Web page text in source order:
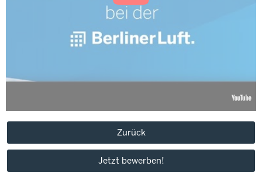
Zurück
Jetzt bewerben!